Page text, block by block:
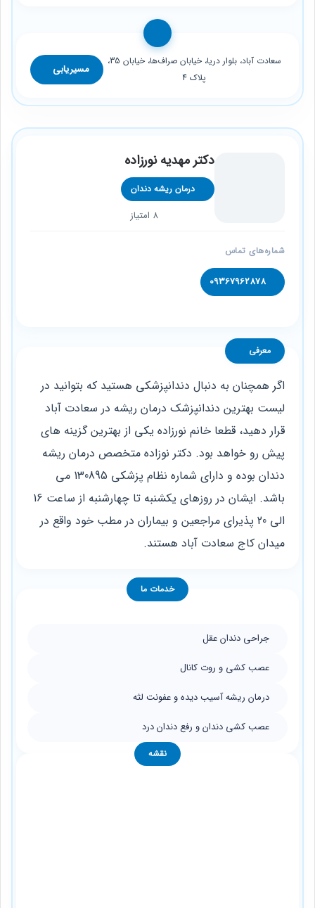
سعادت آباد، بلوار دریا، خیابان صراف‌ها، خیابان 35،
پلاک 4
مسیریابی
دکتر مهدیه نورزاده
درمان ریشه دندان
8 امتیاز
شماره‌های تماس
09367962878
معرفی
اگر همچنان به دنبال دندانپزشکی هستید که بتوانید در
لیست بهترین دندانپزشک درمان ریشه در سعادت آباد
قرار دهید، قطعا خانم نورزاده یکی از بهترین گزینه‌ های
پیش رو خواهد بود. دکتر نوزاده متخصص درمان ریشه
دندان بوده و دارای شماره نظام پزشکی 130895 می‌
باشد. ایشان در روزهای یکشنبه تا چهارشنبه از ساعت 16
الی 20 پذیرای مراجعین و بیماران در مطب خود واقع در
میدان کاج سعادت آباد هستند.
خدمات ما
جراحی دندان عقل
عصب کشی و روت کانال
درمان ریشه آسیب دیده و عفونت لثه
عصب کشی دندان و رفع دندان درد
نقشه